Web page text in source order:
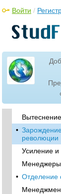
Войти /
• Деловые
Вторая
Третья
• Четвертая
Пятая
•
революции
Усиление и
Менеджеры
• Отделение